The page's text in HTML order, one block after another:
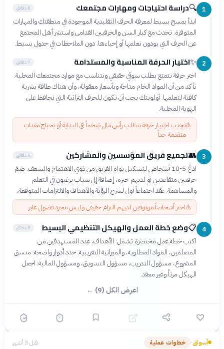
1
🔍دراسة احتياجات ومهارات مجتمعك 8 دقائق
ابدأ بمسح بسيط لمعرفة الحرف التقليدية الموجودة في منطقتك والمهارات
المتوفرة. تحدث مع كبار السن والحرفيين القدامى واستشر أهل المجتمع
عن الحرف التي يودون تعلمها أو إحياءها. دون الملاحظات في جدول بسيط.
2
✨اختيار الحرفة المناسبة والمستدامة 7 دقائق
اختر حرفة تتمتع بطلب سوقي حقيقي وتتناسب مع موارد مجتمعك المحلية.
تأكد من أن المواد الخام متاحة وبأسعار معقولة، وأن هناك طاقة بشرية
كافية لتعلمها. أولويتك يجب أن تكون للحرف التراثية التي تحافظ على
الهوية المحلية.
⚠️تجنب اختيار حرفة تتطلب رأس مال ضخماً في البداية أو تحتاج معدات
متقدمة جداً
3
👥تجميع فريق المؤسسين والمشاركين 6 دقائق
ادعُ 5-10 أشخاص لتشكيل نواة الفريق من ذوي الاهتمام والشغف. ضمّ
حرفيين متقاعدين أو لديهم خبرة، إضافة إلى شباب يرغبون في التعلم
والمساهمة. عقد اجتماعاً أول لشرح الرؤية والأهداف والالتزامات المتوقعة.
⚠️اختر أشخاصاً موثوقين لديهم التزام حقيقي وليس مجرد فضول عابر
4
📋وضع خطة العمل والهيكل التنظيمي البسيط 8 دقائق
اكتب خطة عمل مختصرة تشمل: الأهداف، عدد المستهدفين من
المتعلمين، المواد المطلوبة، والميزانية التقريبية. حدد أدوار واضحة: منسق
المشروع، مسؤول التدريب، مسؤول التسويق، ومسؤول المالية. اجعل
الهيكل مرناً وغير معقد.
اعرض الكل (9) ←
أسواق› خطوات عملية قبل 3 أشهر